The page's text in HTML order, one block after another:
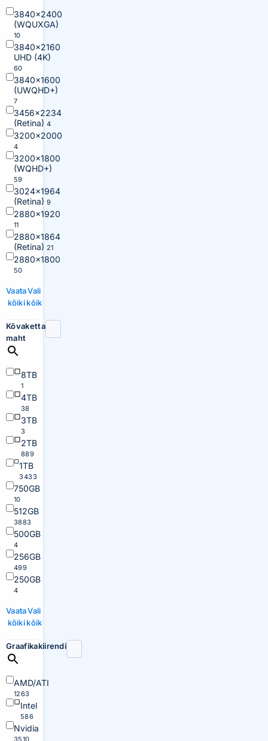
3840×2400
(WQUXGA)
10
3840×2160
UHD (4K)
60
3840×1600
(UWQHD+)
7
3456×2234
(Retina) 4
3200×2000
4
3200×1800
(WQHD+)
59
3024×1964
(Retina) 9
2880×1920
11
2880×1864
(Retina) 21
2880×1800
50
Vaata
kõiki
Vali
kõik
Kõvaketta
maht
8TB
1
4TB
38
3TB
3
2TB
889
1TB
3433
750GB
10
512GB
3883
500GB
4
256GB
499
250GB
4
Vaata
kõiki
Vali
kõik
Graafikakiirendi
AMD/ATI
1263
Intel
586
Nvidia
3510